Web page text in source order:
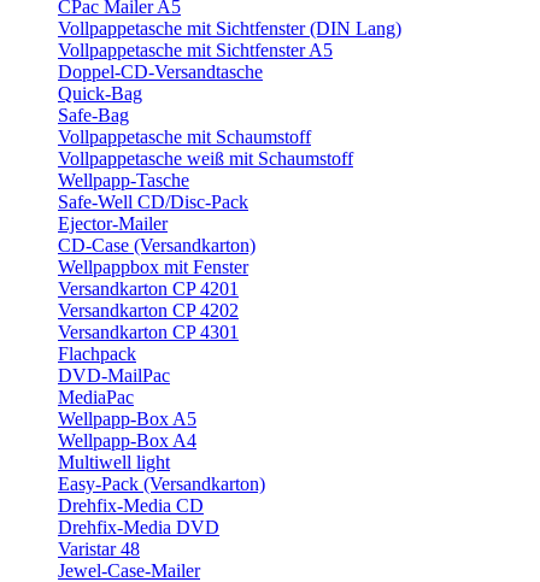
CPac Mailer A5
Vollpappetasche mit Sichtfenster (DIN Lang)
Vollpappetasche mit Sichtfenster A5
Doppel-CD-Versandtasche
Quick-Bag
Safe-Bag
Vollpappetasche mit Schaumstoff
Vollpappetasche weiß mit Schaumstoff
Wellpapp-Tasche
Safe-Well CD/Disc-Pack
Ejector-Mailer
CD-Case (Versandkarton)
Wellpappbox mit Fenster
Versandkarton CP 4201
Versandkarton CP 4202
Versandkarton CP 4301
Flachpack
DVD-MailPac
MediaPac
Wellpapp-Box A5
Wellpapp-Box A4
Multiwell light
Easy-Pack (Versandkarton)
Drehfix-Media CD
Drehfix-Media DVD
Varistar 48
Jewel-Case-Mailer